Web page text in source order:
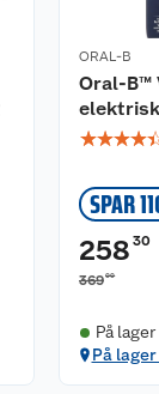
ORAL-B
Oral-B™
☆☆☆☆
SPAR
258 30
36900
På
På